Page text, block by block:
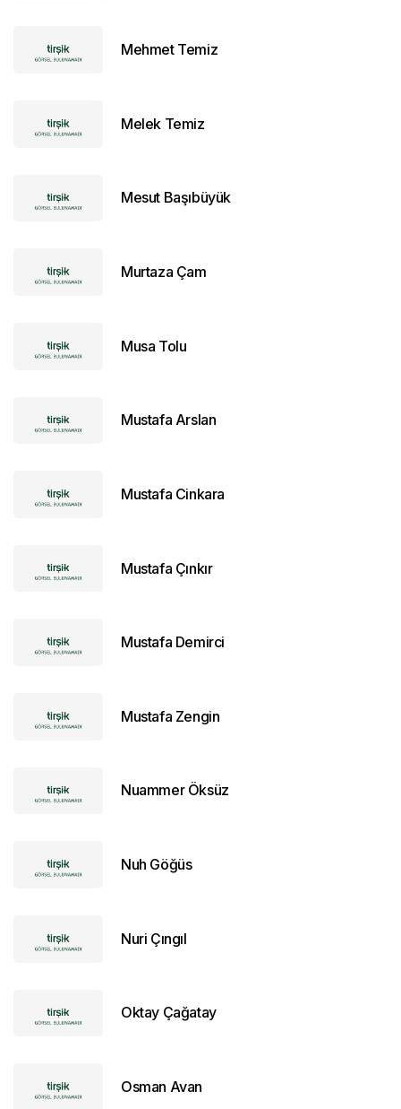
Mehmet Temiz
Melek Temiz
Mesut Başıbüyük
Murtaza Çam
Musa Tolu
Mustafa Arslan
Mustafa Cinkara
Mustafa Çınkır
Mustafa Demirci
Mustafa Zengin
Nuammer Öksüz
Nuh Göğüs
Nuri Çıngıl
Oktay Çağatay
Osman Avan